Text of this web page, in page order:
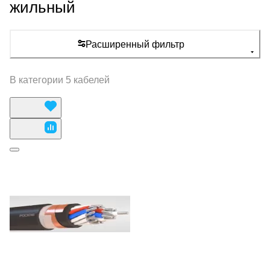
жильный
Расширенный фильтр
В категории 5 кабелей